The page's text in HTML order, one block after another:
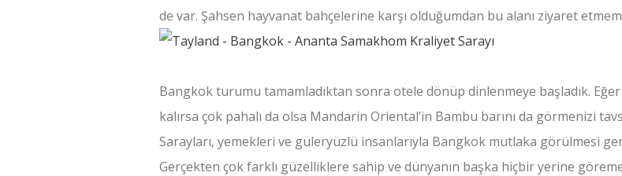
de var. Şahsen hayvanat bahçelerine karşı olduğumdan bu alanı ziyaret
Bangkok turumu tamamladıktan sonra otele dönüp dinlenmeye başladık.
kalırsa çok pahalı da olsa Mandarin Oriental’in Bambu barını da görmenizi
Sarayları, yemekleri ve güleryüzlü insanlarıyla Bangkok mutlaka görülmesi
Gerçekten çok farklı güzelliklere sahip ve dünyanın başka hiçbir yerine